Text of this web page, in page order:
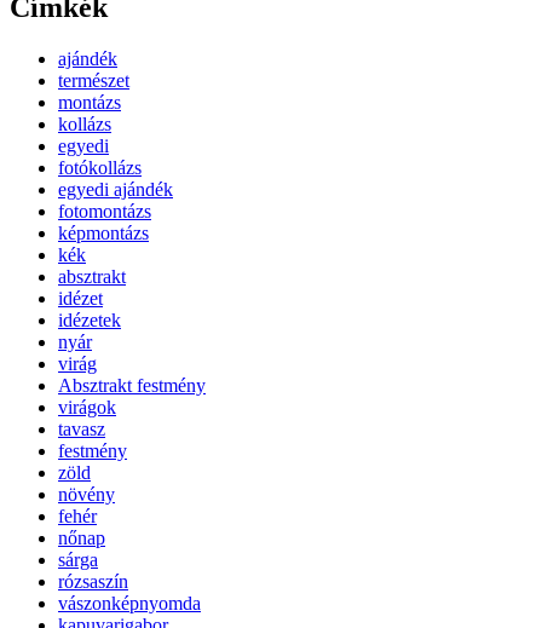
Címkék
ajándék
természet
montázs
kollázs
egyedi
fotókollázs
egyedi ajándék
fotomontázs
képmontázs
kék
absztrakt
idézet
idézetek
nyár
virág
Absztrakt festmény
virágok
tavasz
festmény
zöld
növény
fehér
nőnap
sárga
rózsaszín
vászonképnyomda